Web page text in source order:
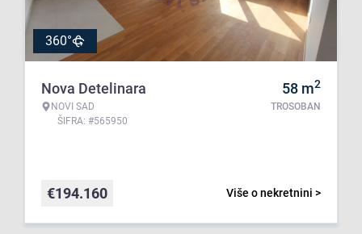
360°
Nova Detelinara
NOVI SAD
ŠIFRA: #565950
58 m2
TROSOBAN
Više o nekretnini >
€194.160